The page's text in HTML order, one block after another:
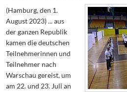
(Hamburg, den 1.
August 2023) ... aus
der ganzen Republik
kamen die deutschen
Teilnehmerinnen und
Teilnehmer nach
Warschau gereist, um
am 22. und 23. Juli an